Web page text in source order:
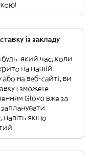
із закладу
який час, коли
на нашій
на веб-сайті, ви
і зможете
Glovo вже за
навіть якщо